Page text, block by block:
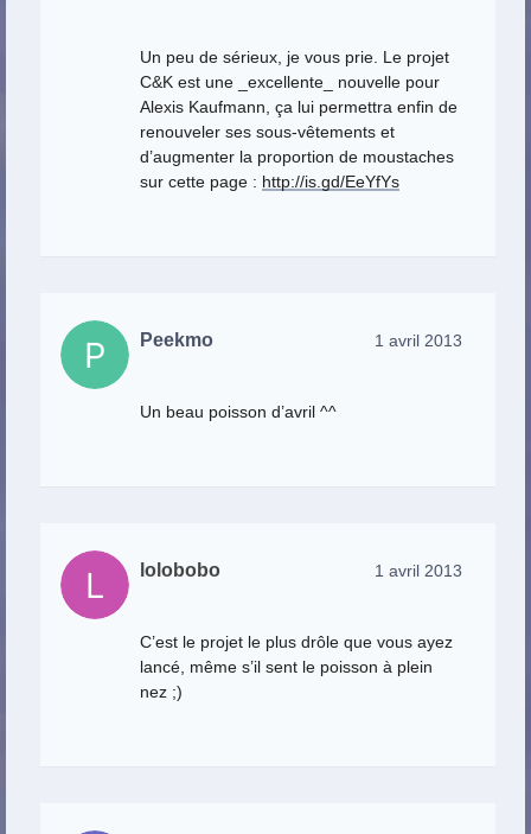
Un peu de sérieux, je vous prie. Le projet
C&K est une _excellente_ nouvelle pour
Alexis Kaufmann, ça lui permettra enfin de
renouveler ses sous-vêtements et
d’augmenter la proportion de moustaches
sur cette page : http://is.gd/EeYfYs
Peekmo 1 avril 2013
Un beau poisson d’avril ^^
lolobobo 1 avril 2013
C’est le projet le plus drôle que vous ayez
lancé, même s’il sent le poisson à plein
nez ;)